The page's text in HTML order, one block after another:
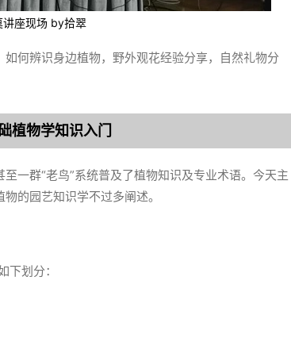
讲座现场 by拾翠
何辨识身边植物，野外观花经验分享，自然礼物分
植物学知识入门
一群“老鸟”系统普及了植物知识及专业术语。今天主
的园艺知识学不过多阐述。
下划分：